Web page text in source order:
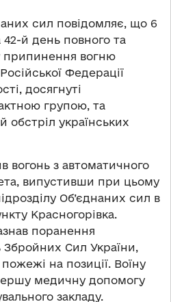
сил повідомляє, що 6
й день повного та
вогню
Федерації
досягнуті
групою, та
обстріл українських
вогонь з автоматичного
випустивши при цьому
Об’єднаних сил в
Красногорівка.
поранення
Збройних Сил України,
на позиції. Воїну
медичну допомогу
закладу.